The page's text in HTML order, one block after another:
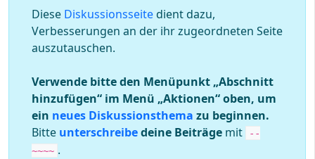
Diese Diskussionsseite dient dazu,
Verbesserungen an der ihr zugeordneten Seite
auszutauschen.
Verwende bitte den Menüpunkt „Abschnitt
hinzufügen“ im Menü „Aktionen“ oben, um
ein neues Diskussionsthema zu beginnen.
Bitte unterschreibedeine Beiträge mit
--
~~~~ .